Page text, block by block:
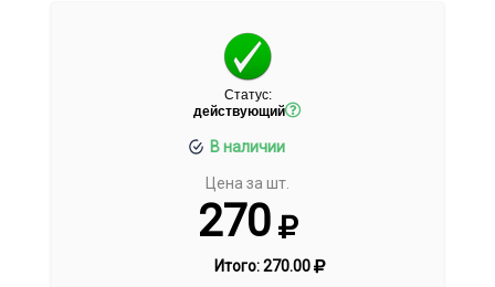
Статус:
действующий
В наличии
Цена за шт.
270
Итого:270.00